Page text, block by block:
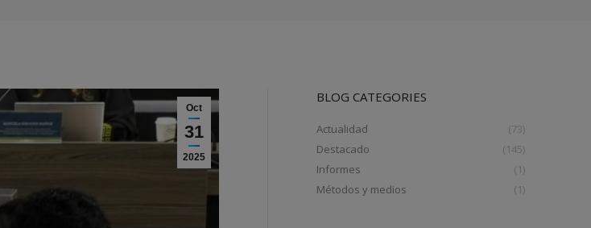
Oct
31
2025
BLOG CATEGORIES
Actualidad
(73)
Destacado
(145)
Informes
(1)
Métodos y medios
(1)